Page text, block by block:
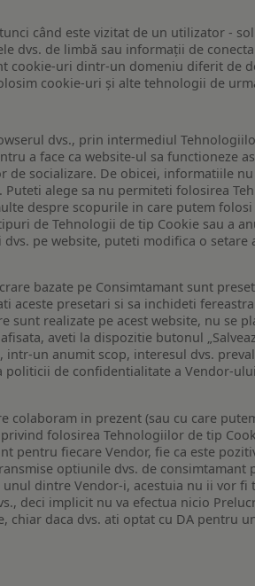
când este vizitat de un utilizator -
dvs. de limbă sau informații de
cookie-uri dintr-un domeniu diferit de
cookie-uri și alte tehnologii de
dvs., prin intermediul
a face ca website-ul sa functioneze
socializare. De obicei, informatiile
alege sa nu permiteti folosirea
despre scopurile in care putem
de Tehnologii de tip Cookie sau a
pe website, puteti modifica o
bazate pe Consimtamant sunt
presetari si sa inchideti
realizate pe acest website, nu se
aveti la dispozitie butonul
un anumit scop, interesul dvs.
de confidentialitate a Vendor-
in prezent (sau cu care
folosirea Tehnologiilor de tip
pentru fiecare Vendor, fie ca este
optiunile dvs. de consimtamant
dintre Vendor-i, acestuia nu ii vor
deci implicit nu va efectua nicio
daca dvs. ati optat cu DA pentru